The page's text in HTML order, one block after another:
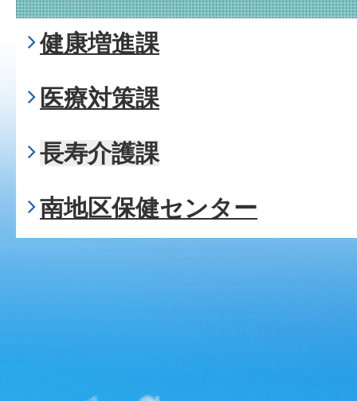
健康増進課
医療対策課
長寿介護課
南地区保健センター